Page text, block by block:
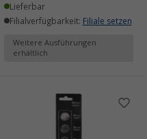
Lieferbar
Filialverfügbarkeit: Filiale setzen
Weitere Ausführungen
erhältlich